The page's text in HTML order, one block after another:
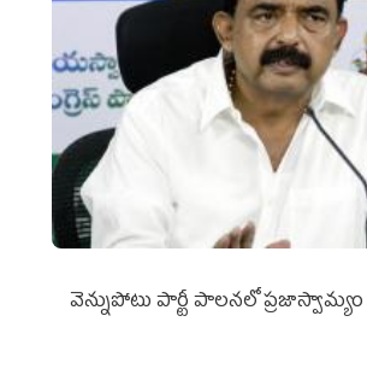
వెన్నుపోటు పార్టీ పాలనలో